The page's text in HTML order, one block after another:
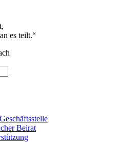
es teilt.“
Beirat